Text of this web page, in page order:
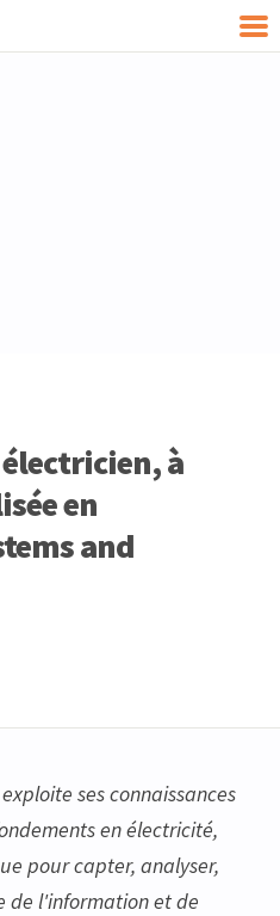
à
en
and
ses connaissances
en électricité,
pour capter, analyser,
de l'information et de